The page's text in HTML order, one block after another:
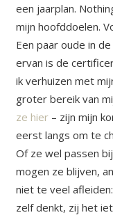
een jaarplan.
mijn hoofddoelen.
Een paar oude in
ervan is de
ik verhuizen met
groter bereik van
ze hier– zijn mijn
eerst langs om te
Of ze wel passen
mogen ze blijven,
niet te veel
zelf denkt, zij het